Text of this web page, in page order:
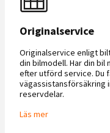
Originalservice
Originalservice enligt
din bilmodell. Har din
efter utförd service. Du
vägassistansförsäkring
reservdelar.
Läs mer